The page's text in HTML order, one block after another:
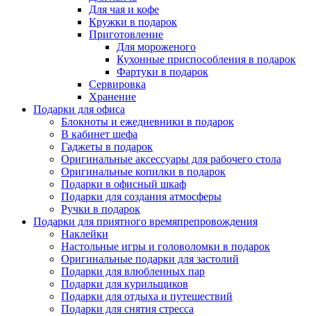
Для чая и кофе
Кружки в подарок
Приготовление
Для мороженого
Кухонные приспособления в подарок
Фартуки в подарок
Сервировка
Хранение
Подарки для офиса
Блокноты и ежедневники в подарок
В кабинет шефа
Гаджеты в подарок
Оригинальные аксессуары для рабочего стола
Оригинальные копилки в подарок
Подарки в офисный шкаф
Подарки для создания атмосферы
Ручки в подарок
Подарки для приятного времяпрепровождения
Наклейки
Настольные игры и головоломки в подарок
Оригинальные подарки для застолий
Подарки для влюбленных пар
Подарки для курильщиков
Подарки для отдыха и путешествий
Подарки для снятия стресса